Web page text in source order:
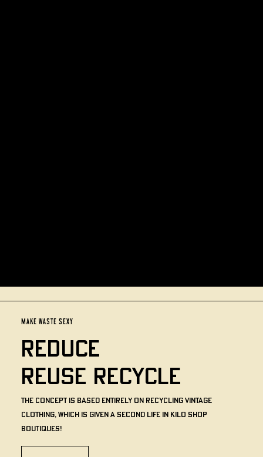
MAKE WASTE SEXY
REDUCE
REUSE RECYCLE
The concept is based entirely on recycling vintage
clothing, which is given a second life in Kilo Shop
boutiques!